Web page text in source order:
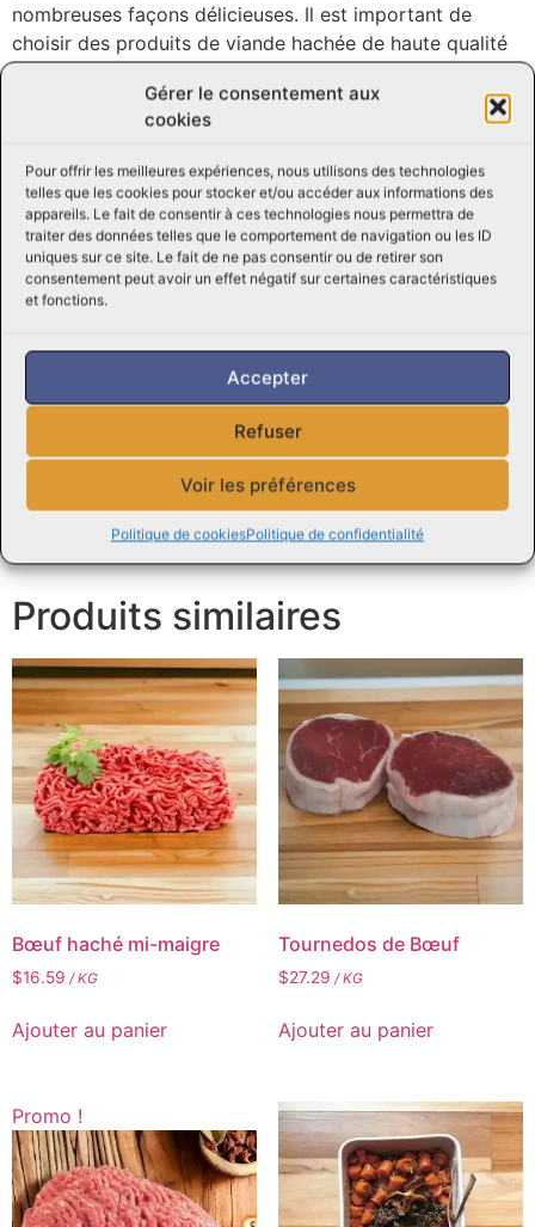
Gérer le consentement aux
cookies
Pour offrir les meilleures expériences, nous utilisons des technologies
telles que les cookies pour stocker et/ou accéder aux informations des
appareils. Le fait de consentir à ces technologies nous permettra de
traiter des données telles que le comportement de navigation ou les ID
uniques sur ce site. Le fait de ne pas consentir ou de retirer son
consentement peut avoir un effet négatif sur certaines caractéristiques
et fonctions.
Accepter
Refuser
Voir les préférences
Politique de cookiesPolitique de confidentialité
nombreuses façons délicieuses. Il est important de
choisir des produits de viande hachée de haute qualité
pour garantir la fraîcheur, la saveur et la sécurité
des choix délicieux et polyvalents pour de nombreuses
recettes savoureuses. Leur texture, leur goût et leur
polyvalence en font des ingrédients incontournables
dans de nombreuses cuisines à travers le monde.
Profitez de ces viandes hachées de qualité pour
N’hésitez pas à nous contacter pour toute question ou
demande, notre équipe d’experts de Viandes Perreault
sera ravie de vous assister et de vous donner des
conseils.
recettes en ligne
Découvrez aussi nosBoîtes Écono
Produits similaires
Bœuf haché mi-maigre
$16.59 / KG
Ajouter au panier
Tournedos de Bœuf
$27.29 / KG
Ajouter au panier
Promo !